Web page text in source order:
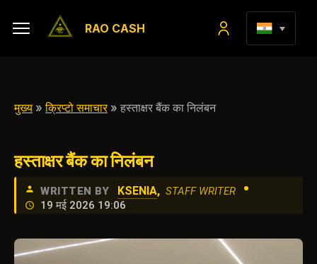
RAO CASH
मुख्य »क्रिप्टो समाचार» हस्ताक्षर बैंक का निलंबन
हस्ताक्षर बैंक का निलंबन
WRITTEN BY KSENIA, STAFF WRITER •
19 मई 2026 19:06